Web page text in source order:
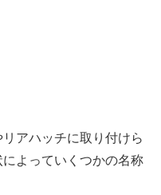
アハッチに取り付けら
よっていくつかの名称